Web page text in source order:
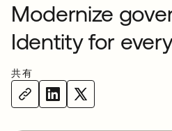
Modernize
Identity for
共有